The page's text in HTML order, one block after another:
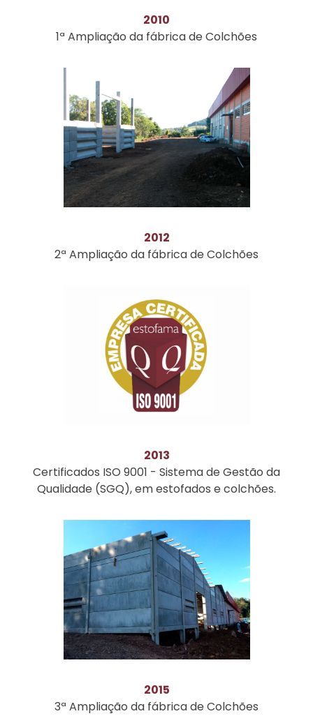
2010
1ª Ampliação da fábrica de Colchões
2012
2ª Ampliação da fábrica de Colchões
2013
Certificados ISO 9001 - Sistema de Gestão da
Qualidade (SGQ), em estofados e colchões.
2015
3ª Ampliação da fábrica de Colchões